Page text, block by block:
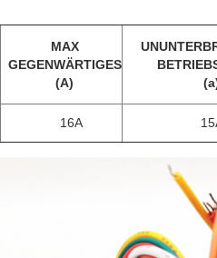
MAX
GEGENWÄRTIGES
(A)
16A